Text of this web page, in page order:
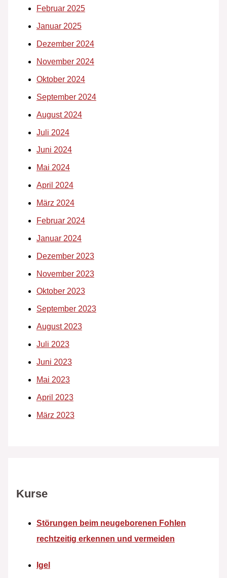
Februar 2025
Januar 2025
Dezember 2024
November 2024
Oktober 2024
September 2024
August 2024
Juli 2024
Juni 2024
Mai 2024
April 2024
März 2024
Februar 2024
Januar 2024
Dezember 2023
November 2023
Oktober 2023
September 2023
August 2023
Juli 2023
Juni 2023
Mai 2023
April 2023
März 2023
Kurse
Störungen beim neugeborenen Fohlen
rechtzeitig erkennen und vermeiden
Igel